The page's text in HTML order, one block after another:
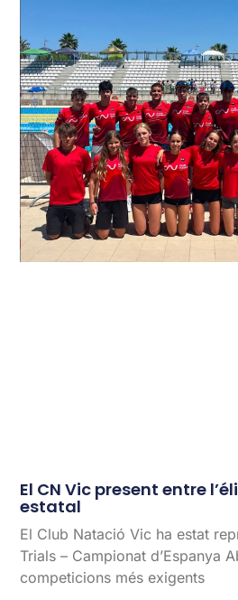
El CN Vic present entre
estatal
El Club Natació Vic ha estat
Trials – Campionat d’Espanya
competicions més exigents